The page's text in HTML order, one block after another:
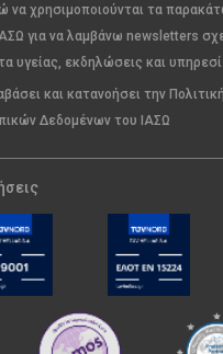
να χρησιμοποιούνται τα
για να λαμβάνω newsletters
υγείας, εκδηλώσεις και
και κατανοήσει την
Δεδομένων του ΙΑΣΩ